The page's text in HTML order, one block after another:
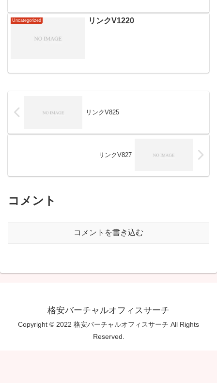
Uncategorized リンクV1220
リンクV825
リンクV827
コメント
コメントを書き込む
格安バーチャルオフィスサーチ
Copyright © 2022 格安バーチャルオフィスサーチ All Rights
Reserved.